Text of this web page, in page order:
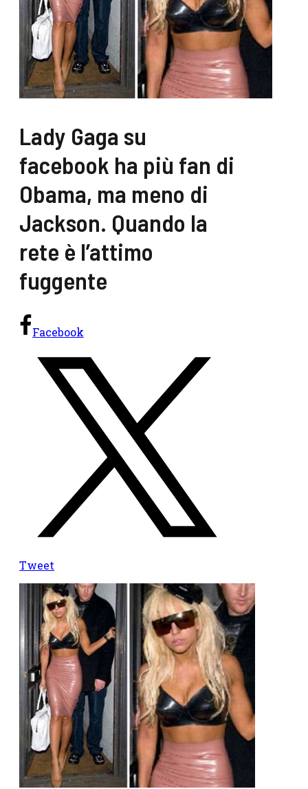
Lady Gaga su
facebook ha più fan di
Obama, ma meno di
Jackson. Quando la
rete è l’attimo
fuggente
Facebook
Tweet